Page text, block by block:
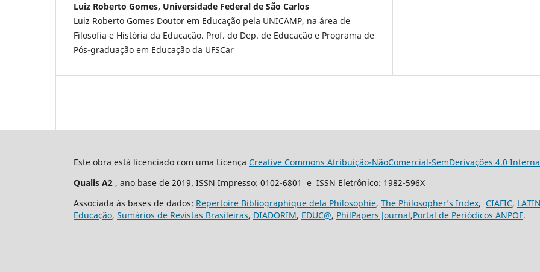
Luiz Roberto Gomes, Universidade Federal de São Carlos
Luiz Roberto Gomes Doutor em Educação pela UNICAMP, na área de
Filosofia e História da Educação. Prof. do Dep. de Educação e Programa de
Pós-graduação em Educação da UFSCar
Este obra está licenciado com uma Licença Creative Commons Atribuição-NãoComercial-SemDerivações 4.0
Qualis A2 , ano base de 2019. ISSN Impresso: 0102-6801 e ISSN Eletrônico: 1982-596X
Associada às bases de dados: Repertoire Bibliographique dela Philosophie, The Philosopher’s Index, CIAFIC,
Educação, Sumários de Revistas Brasileiras, DIADORIM, EDUC@, PhilPapers Journal,Portal de Periódicos ANPOF.